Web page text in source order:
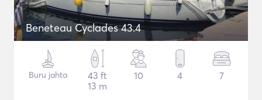
Beneteau Cyclades 43.4
Buru jahta
43 ft
13 m
10 4 7